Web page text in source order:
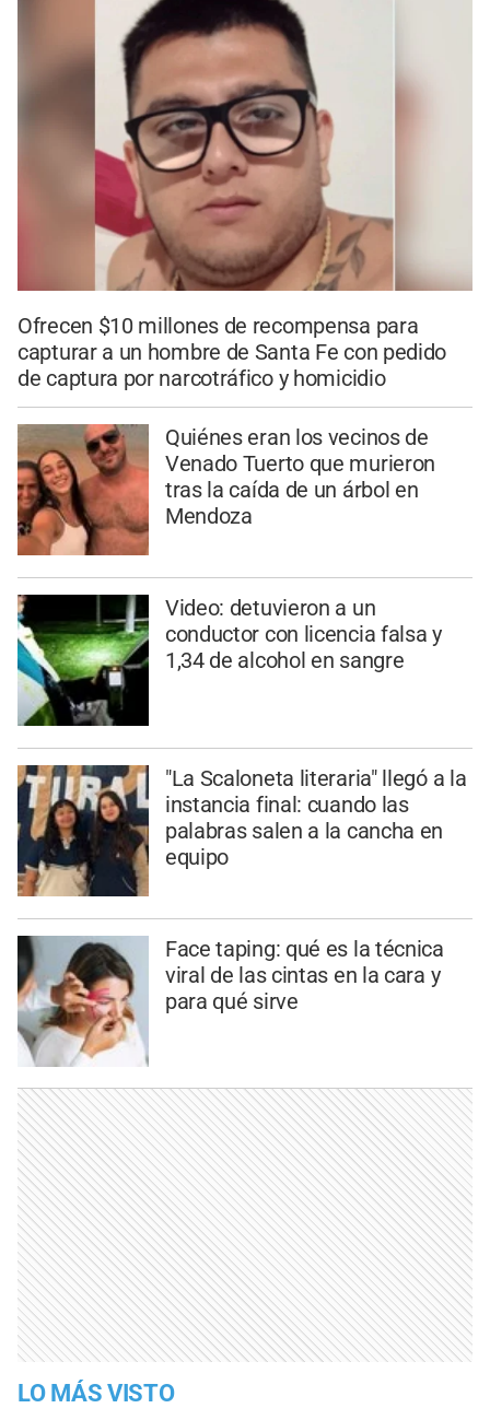
Ofrecen $10 millones de recompensa para
capturar a un hombre de Santa Fe con pedido
de captura por narcotráfico y homicidio
Quiénes eran los vecinos de
Venado Tuerto que murieron
tras la caída de un árbol en
Mendoza
Video: detuvieron a un
conductor con licencia falsa y
1,34 de alcohol en sangre
"La Scaloneta literaria" llegó a la
instancia final: cuando las
palabras salen a la cancha en
equipo
Face taping: qué es la técnica
viral de las cintas en la cara y
para qué sirve
LO MÁS VISTO